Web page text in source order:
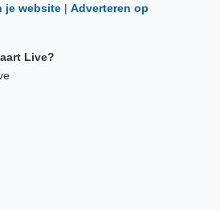
je website | Adverteren op
Live?